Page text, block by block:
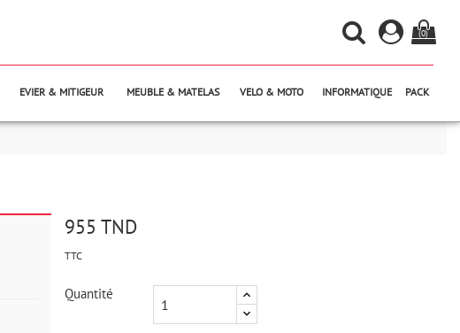
(0)
EVIER & MITIGEUR MEUBLE & MATELAS VELO & MOTO INFORMATIQUE PACK
955 TND
TTC
Quantité